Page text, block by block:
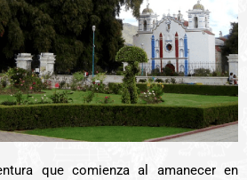
que comienza al amanecer en